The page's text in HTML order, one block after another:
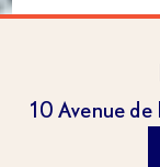
10 Avenue